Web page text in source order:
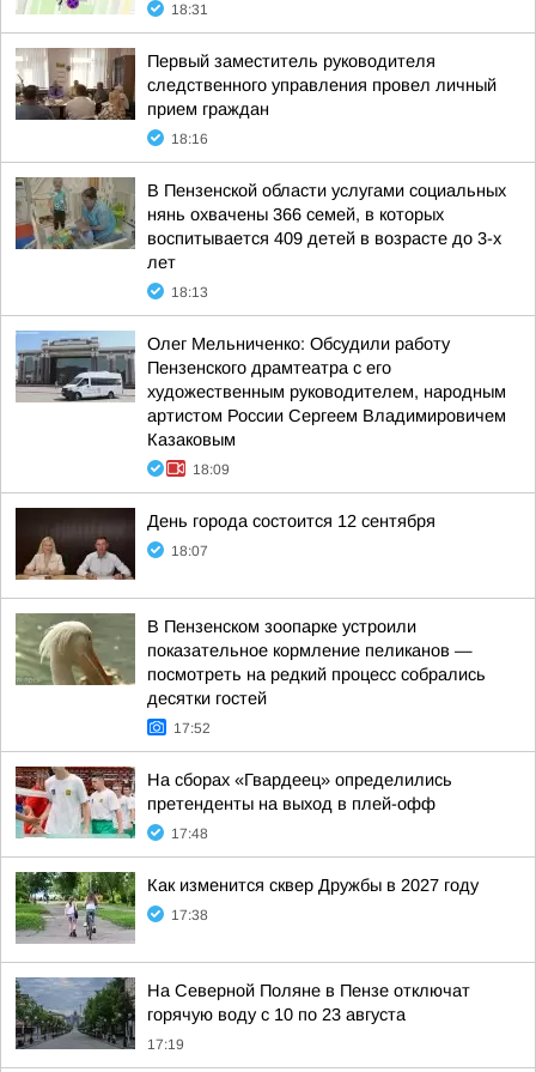
18:31
Первый заместитель руководителя
следственного управления провел личный
прием граждан
18:16
В Пензенской области услугами социальных
нянь охвачены 366 семей, в которых
воспитывается 409 детей в возрасте до 3-х
лет
18:13
Олег Мельниченко: Обсудили работу
Пензенского драмтеатра с его
художественным руководителем, народным
артистом России Сергеем Владимировичем
Казаковым
18:09
День города состоится 12 сентября
18:07
В Пензенском зоопарке устроили
показательное кормление пеликанов —
посмотреть на редкий процесс собрались
десятки гостей
17:52
На сборах «Гвардеец» определились
претенденты на выход в плей-офф
17:48
Как изменится сквер Дружбы в 2027 году
17:38
На Северной Поляне в Пензе отключат
горячую воду с 10 по 23 августа
17:19